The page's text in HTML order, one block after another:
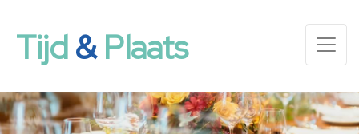
Tijd&Plaats